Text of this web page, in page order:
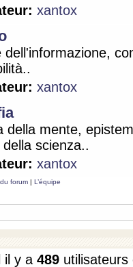
xantox
dell'informazione,
xantox
della mente,
scienza..
xantox
forum | L’équipe
il y a 489